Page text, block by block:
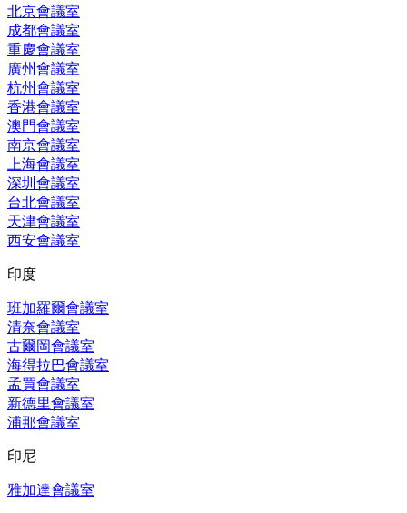
北京會議室
成都會議室
重慶會議室
廣州會議室
杭州會議室
香港會議室
澳門會議室
南京會議室
上海會議室
深圳會議室
台北會議室
天津會議室
西安會議室
印度
班加羅爾會議室
清奈會議室
古爾岡會議室
海得拉巴會議室
孟買會議室
新德里會議室
浦那會議室
印尼
雅加達會議室